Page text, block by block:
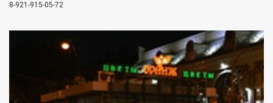
8-921-915-05-72